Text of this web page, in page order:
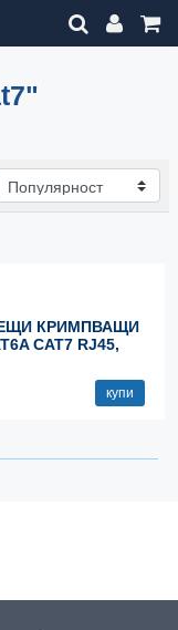
КРИМПВАЩИ
CAT7 RJ45,
купи